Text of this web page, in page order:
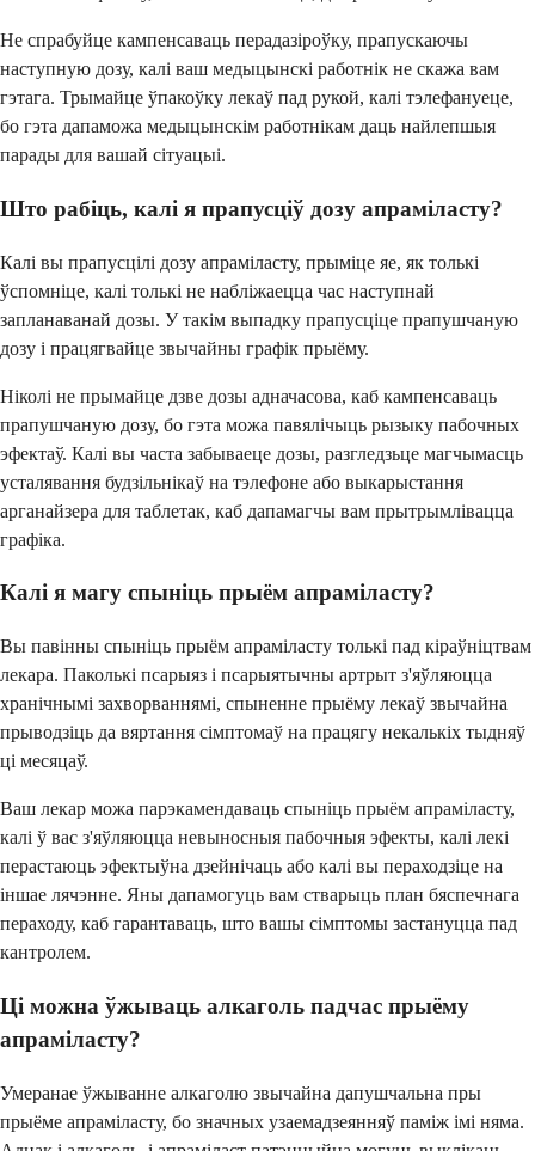
Не спрабуйце кампенсаваць перадазіроўку, прапускаючы
наступную дозу, калі ваш медыцынскі работнік не скажа вам
гэтага. Трымайце ўпакоўку лекаў пад рукой, калі тэлефануеце,
бо гэта дапаможа медыцынскім работнікам даць найлепшыя
парады для вашай сітуацыі.
Што рабіць, калі я прапусціў дозу апраміласту?
Калі вы прапусцілі дозу апраміласту, прыміце яе, як толькі
ўспомніце, калі толькі не набліжаецца час наступнай
запланаванай дозы. У такім выпадку прапусціце прапушчаную
дозу і працягвайце звычайны графік прыёму.
Ніколі не прымайце дзве дозы адначасова, каб кампенсаваць
прапушчаную дозу, бо гэта можа павялічыць рызыку пабочных
эфектаў. Калі вы часта забываеце дозы, разгледзьце магчымасць
усталявання будзільнікаў на тэлефоне або выкарыстання
арганайзера для таблетак, каб дапамагчы вам прытрымлівацца
графіка.
Калі я магу спыніць прыём апраміласту?
Вы павінны спыніць прыём апраміласту толькі пад кіраўніцтвам
лекара. Паколькі псарыяз і псарыятычны артрыт з'яўляюцца
хранічнымі захворваннямі, спыненне прыёму лекаў звычайна
прыводзіць да вяртання сімптомаў на працягу некалькіх тыдняў
ці месяцаў.
Ваш лекар можа парэкамендаваць спыніць прыём апраміласту,
калі ў вас з'яўляюцца невыносныя пабочныя эфекты, калі лекі
перастаюць эфектыўна дзейнічаць або калі вы пераходзіце на
іншае лячэнне. Яны дапамогуць вам стварыць план бяспечнага
пераходу, каб гарантаваць, што вашы сімптомы застануцца пад
кантролем.
Ці можна ўжываць алкаголь падчас прыёму
апраміласту?
Умеранае ўжыванне алкаголю звычайна дапушчальна пры
прыёме апраміласту, бо значных узаемадзеянняў паміж імі няма.